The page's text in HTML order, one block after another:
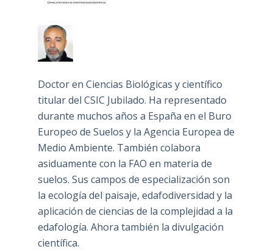
Doctor en Ciencias Biológicas y científico
titular del CSIC Jubilado. Ha representado
durante muchos años a España en el Buro
Europeo de Suelos y la Agencia Europea de
Medio Ambiente. También colabora
asiduamente con la FAO en materia de
suelos. Sus campos de especialización son
la ecología del paisaje, edafodiversidad y la
aplicación de ciencias de la complejidad a la
edafología. Ahora también la divulgación
científica.